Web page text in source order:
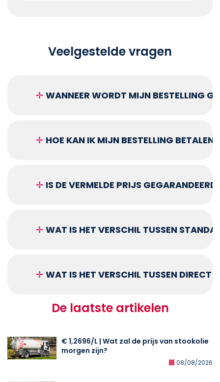
Veelgestelde vragen
✛ WANNEER WORDT MIJN BESTELLING
✛ HOE KAN IK MIJN BESTELLING BETALEN?
✛ IS DE VERMELDE PRIJS
✛ WAT IS HET VERSCHIL TUSSEN
✛ WAT IS HET VERSCHIL TUSSEN DIRECT
De laatste artikelen
€ 1,2696/L | Wat zal de prijs van stookolie
morgen zijn?
08/08/2026